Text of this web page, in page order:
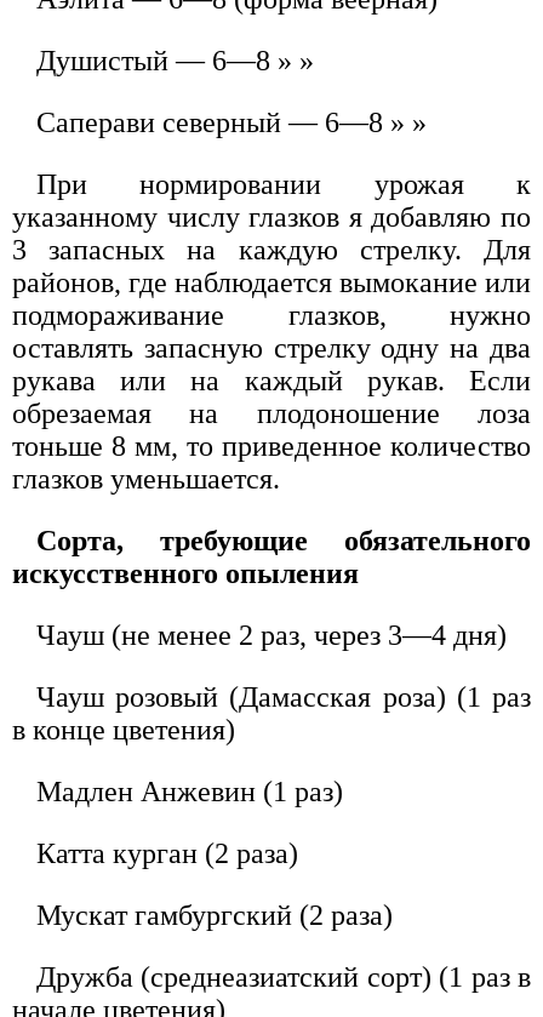
Душистый — 6—8 » »
Саперави северный — 6—8 » »
При нормировании урожая к
указанному числу глазков я добавляю по
3 запасных на каждую стрелку. Для
районов, где наблюдается вымокание или
подмораживание глазков, нужно
оставлять запасную стрелку одну на два
рукава или на каждый рукав. Если
обрезаемая на плодоношение лоза
тоньше 8 мм, то приведенное количество
глазков уменьшается.
Сорта, требующие обязательного
искусственного опыления
Чауш (не менее 2 раз, через 3—4 дня)
Чауш розовый (Дамасская роза) (1 раз
в конце цветения)
Мадлен Анжевин (1 раз)
Катта курган (2 раза)
Мускат гамбургский (2 раза)
Дружба (среднеазиатский сорт) (1 раз в
начале цветения)